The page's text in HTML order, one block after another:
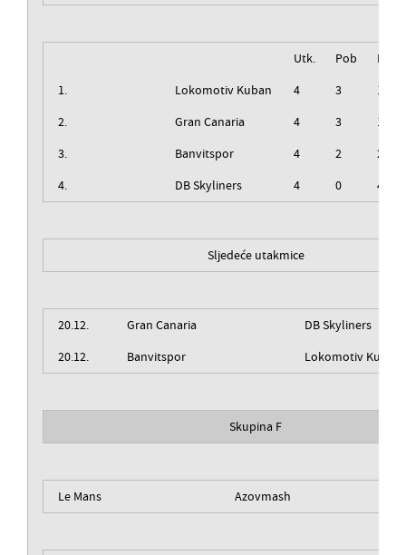
Utk. Pob
Izg
1.
Lokomotiv Kuban 4 3
1
2.
Gran Canaria 4 3
1
3.
Banvitspor 4 2
2
4.
DB Skyliners 4 0 4
Sljedeće utakmice
20.12. Gran Canaria
DB Skyliners
20.12.
Banvitspor Lokomotiv Kuban
Skupina F
Le Mans Azovmash